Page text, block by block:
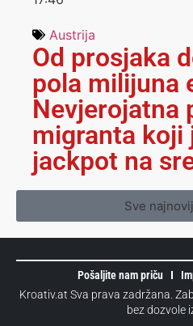
Austrija
Od prosjaka
pola milijuna
Nevjerojatna
migranta koji
jackpot na
Sve
Pošaljite nam priču
Kroativ.at Sva prava zadržana.
bez dozvole